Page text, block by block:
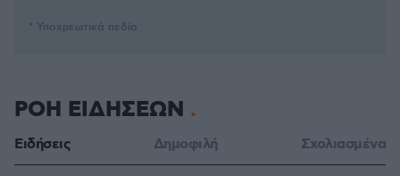
* Υποχρεωτικά πεδία
ΡΟΗ ΕΙΔΗΣΕΩΝ
Ειδήσεις Δημοφιλή Σχολιασμένα